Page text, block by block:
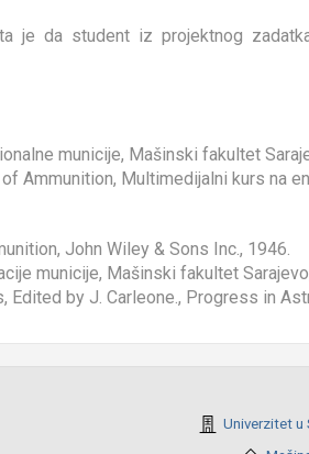
je da student iz projektnog
municije, Mašinski fakultet
Ammunition, Multimedijalni kurs na
John Wiley & Sons Inc., 1946.
municije, Mašinski fakultet
Edited by J. Carleone., Progress in
Univerzitet u